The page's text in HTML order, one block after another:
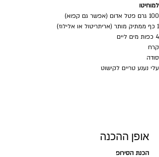
למוחיטו
100 גרם פטל אדום (אפשר גם קפוא)
1 כף ממתיק מותר (אריתריטול או אלילוז)
4 כפות מים ליים
קרח
סודה
עלי נענע טריים לקישוט
אופן ההכנה
הכנת הסירופ